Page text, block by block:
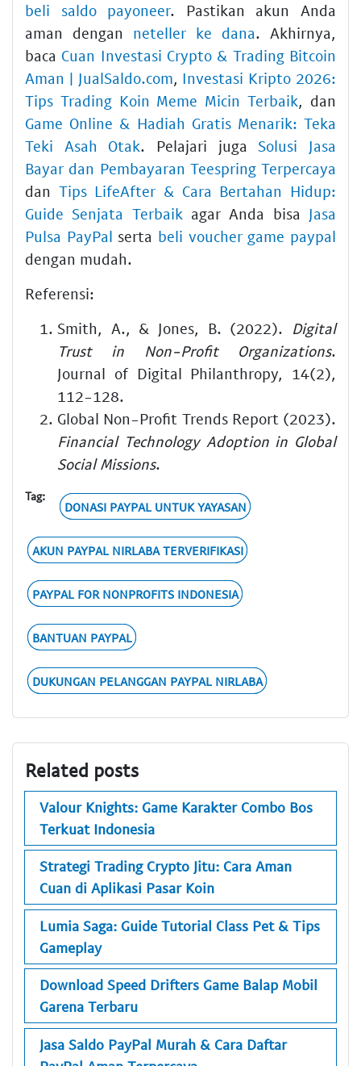
beli saldo payoneer. Pastikan akun Anda
aman dengan neteller ke dana. Akhirnya,
baca Cuan Investasi Crypto & Trading Bitcoin
Aman | JualSaldo.com, Investasi Kripto 2026:
Tips Trading Koin Meme Micin Terbaik, dan
Game Online & Hadiah Gratis Menarik: Teka
Teki Asah Otak. Pelajari jugaSolusi Jasa
Bayar dan Pembayaran Teespring Terpercaya
dan Tips LifeAfter & Cara Bertahan Hidup:
Guide Senjata Terbaikagar Anda bisa Jasa
Pulsa PayPal serta beli voucher game paypal
dengan mudah.
Referensi:
Smith, A., & Jones, B. (2022). Digital
Trust in Non-Profit Organizations.
Journal of Digital Philanthropy, 14(2),
112-128.
Global Non-Profit Trends Report (2023).
Financial Technology Adoption in Global
Social Missions.
Tag:
DONASI PAYPAL UNTUK YAYASAN
AKUN PAYPAL NIRLABA TERVERIFIKASI
PAYPAL FOR NONPROFITS INDONESIA
BANTUAN PAYPAL
DUKUNGAN PELANGGAN PAYPAL NIRLABA
Related posts
Valour Knights: Game Karakter Combo Bos
Terkuat Indonesia
Strategi Trading Crypto Jitu: Cara Aman
Cuan di Aplikasi Pasar Koin
Lumia Saga: Guide Tutorial Class Pet & Tips
Gameplay
Download Speed Drifters Game Balap Mobil
Garena Terbaru
Jasa Saldo PayPal Murah & Cara Daftar